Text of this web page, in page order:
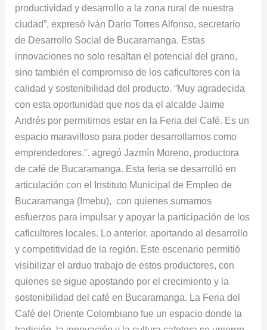
productividad y desarrollo a la zona rural de nuestra
ciudad”, expresó Iván Dario Torres Alfonso, secretario
de Desarrollo Social de Bucaramanga. Estas
innovaciones no solo resaltan el potencial del grano,
sino también el compromiso de los caficultores con la
calidad y sostenibilidad del producto. “Muy agradecida
con esta oportunidad que nos da el alcalde Jaime
Andrés por permitirnos estar en la Feria del Café. Es un
espacio maravilloso para poder desarrollarnos como
emprendedores.”. agregó Jazmín Moreno, productora
de café de Bucaramanga. Esta feria se desarrolló en
articulación con el Instituto Municipal de Empleo de
Bucaramanga (Imebu), con quienes sumamos
esfuerzos para impulsar y apoyar la participación de los
caficultores locales. Lo anterior, aportando al desarrollo
y competitividad de la región. Este escenario permitió
visibilizar el arduo trabajo de estos productores, con
quienes se sigue apostando por el crecimiento y la
sostenibilidad del café en Bucaramanga. La Feria del
Café del Oriente Colombiano fue un espacio donde la